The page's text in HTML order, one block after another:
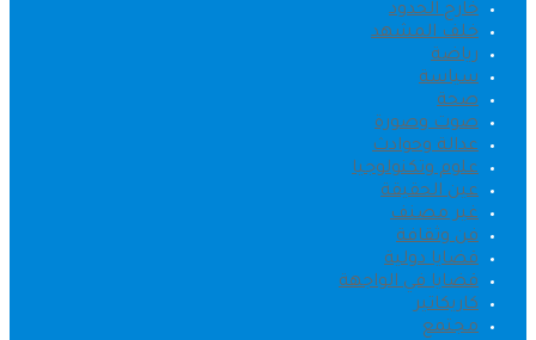
خارج الحدود
خلف المشهد
رياضة
سياسة
صحة
صوت وصورة
عدالة وحوادث
علوم وتكنولوجيا
عين الحقيقة
غير مصنف
فن وثقافة
قضايا دولية
قضايا في الواجهة
كاريكاتير
مجتمع